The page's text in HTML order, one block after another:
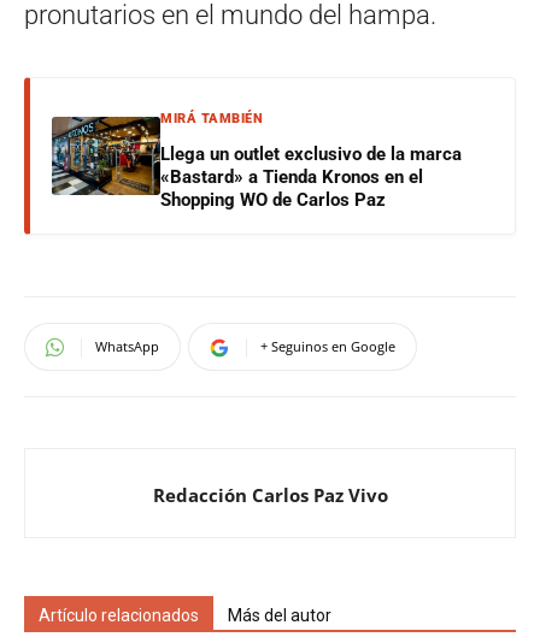
pronutarios en el mundo del hampa.
MIRÁ TAMBIÉN
Llega un outlet exclusivo de la marca
«Bastard» a Tienda Kronos en el
Shopping WO de Carlos Paz
WhatsApp + Seguinos en Google
Redacción Carlos Paz Vivo
Artículo relacionados Más del autor